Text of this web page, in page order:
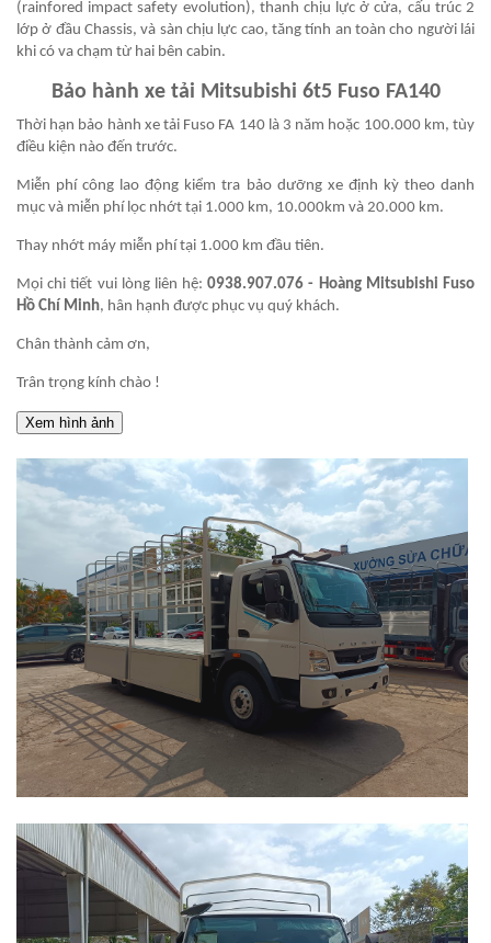
(rainfored impact safety evolution), thanh chịu lực ở cửa, cấu trúc 2
lớp ở đầu Chassis, và sàn chịu lực cao, tăng tính an toàn cho người lái
khi có va chạm từ hai bên cabin.
Bảo hành xe tải Mitsubishi 6t5 Fuso FA140
Thời hạn bảo hành xe tải Fuso FA 140 là 3 năm hoặc 100.000 km, tùy
điều kiện nào đến trước.
Miễn phí công lao động kiểm tra bảo dưỡng xe định kỳ theo danh
mục và miễn phí lọc nhớt tại 1.000 km, 10.000km và 20.000 km.
Thay nhớt máy miễn phí tại 1.000 km đầu tiên.
Mọi chi tiết vui lòng liên hệ:0938.907.076 - Hoàng Mitsubishi Fuso
Hồ Chí Minh, hân hạnh được phục vụ quý khách.
Chân thành cảm ơn,
Trân trọng kính chào !
Xem hình ảnh